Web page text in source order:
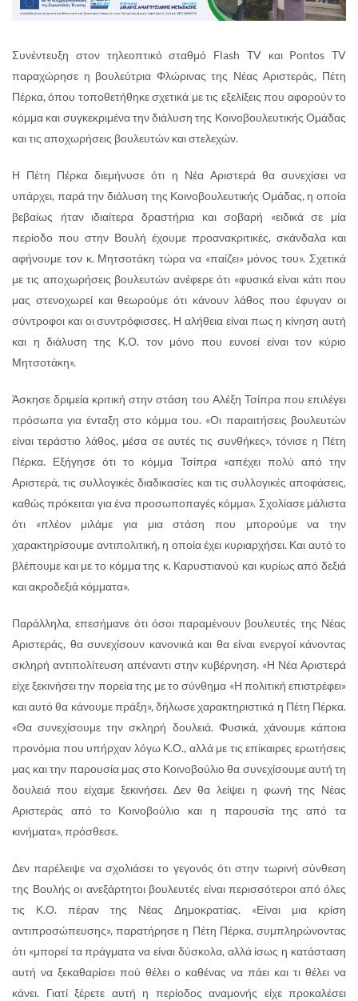
Συνέντευξη στον τηλεοπτικό σταθμό Flash TV και Pontos TV
παραχώρησε η βουλεύτρια Φλώρινας της Νέας Αριστεράς, Πέτη
Πέρκα, όπου τοποθετήθηκε σχετικά με τις εξελίξεις που αφορούν το
κόμμα και συγκεκριμένα την διάλυση της Κοινοβουλευτικής Ομάδας
και τις αποχωρήσεις βουλευτών και στελεχών.
Η Πέτη Πέρκα διεμήνυσε ότι η Νέα Αριστερά θα συνεχίσει να
υπάρχει, παρά την διάλυση της Κοινοβουλευτικής Ομάδας, η οποία
βεβαίως ήταν ιδιαίτερα δραστήρια και σοβαρή «ειδικά σε μία
περίοδο που στην Βουλή έχουμε προανακριτικές, σκάνδαλα και
αφήνουμε τον κ. Μητσοτάκη τώρα να «παίζει» μόνος του». Σχετικά
με τις αποχωρήσεις βουλευτών ανέφερε ότι «φυσικά είναι κάτι που
μας στενοχωρεί και θεωρούμε ότι κάνουν λάθος που έφυγαν οι
σύντροφοι και οι συντρόφισσες. Η αλήθεια είναι πως η κίνηση αυτή
και η διάλυση της Κ.Ο. τον μόνο που ευνοεί είναι τον κύριο
Μητσοτάκη».
Άσκησε δριμεία κριτική στην στάση του Αλέξη Τσίπρα που επιλέγει
πρόσωπα για ένταξη στο κόμμα του. «Οι παραιτήσεις βουλευτών
είναι τεράστιο λάθος, μέσα σε αυτές τις συνθήκες», τόνισε η Πέτη
Πέρκα. Εξήγησε ότι το κόμμα Τσίπρα «απέχει πολύ από την
Αριστερά, τις συλλογικές διαδικασίες και τις συλλογικές αποφάσεις,
καθώς πρόκειται για ένα προσωποπαγές κόμμα». Σχολίασε μάλιστα
ότι «πλέον μιλάμε για μια στάση που μπορούμε να την
χαρακτηρίσουμε αντιπολιτική, η οποία έχει κυριαρχήσει. Και αυτό το
βλέπουμε και με το κόμμα της κ. Καρυστιανού και κυρίως από δεξιά
και ακροδεξιά κόμματα».
Παράλληλα, επεσήμανε ότι όσοι παραμένουν βουλευτές της Νέας
Αριστεράς, θα συνεχίσουν κανονικά και θα είναι ενεργοί κάνοντας
σκληρή αντιπολίτευση απέναντι στην κυβέρνηση. «Η Νέα Αριστερά
είχε ξεκινήσει την πορεία της με το σύνθημα «Η πολιτική επιστρέφει»
και αυτό θα κάνουμε πράξη», δήλωσε χαρακτηριστικά η Πέτη Πέρκα.
«Θα συνεχίσουμε την σκληρή δουλειά. Φυσικά, χάνουμε κάποια
προνόμια που υπήρχαν λόγω Κ.Ο., αλλά με τις επίκαιρες ερωτήσεις
μας και την παρουσία μας στο Κοινοβούλιο θα συνεχίσουμε αυτή τη
δουλειά που είχαμε ξεκινήσει. Δεν θα λείψει η φωνή της Νέας
Αριστεράς από το Κοινοβούλιο και η παρουσία της από τα
κινήματα», πρόσθεσε.
Δεν παρέλειψε να σχολιάσει το γεγονός ότι στην τωρινή σύνθεση
της Βουλής οι ανεξάρτητοι βουλευτές είναι περισσότεροι από όλες
τις Κ.Ο. πέραν της Νέας Δημοκρατίας. «Είναι μια κρίση
αντιπροσώπευσης», παρατήρησε η Πέτη Πέρκα, συμπληρώνοντας
ότι «μπορεί τα πράγματα να είναι δύσκολα, αλλά ίσως η κατάσταση
αυτή να ξεκαθαρίσει πού θέλει ο καθένας να πάει και τι θέλει να
κάνει. Γιατί ξέρετε αυτή η περίοδος αναμονής είχε προκαλέσει